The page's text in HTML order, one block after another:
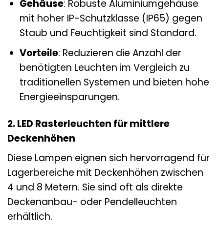
Gehäuse: Robuste Aluminiumgehäuse
mit hoher IP-Schutzklasse (IP65) gegen
Staub und Feuchtigkeit sind Standard.
Vorteile: Reduzieren die Anzahl der
benötigten Leuchten im Vergleich zu
traditionellen Systemen und bieten hohe
Energieeinsparungen.
2. LED Rasterleuchten für mittlere
Deckenhöhen
Diese Lampen eignen sich hervorragend für
Lagerbereiche mit Deckenhöhen zwischen
4 und 8 Metern. Sie sind oft als direkte
Deckenanbau- oder Pendelleuchten
erhältlich.